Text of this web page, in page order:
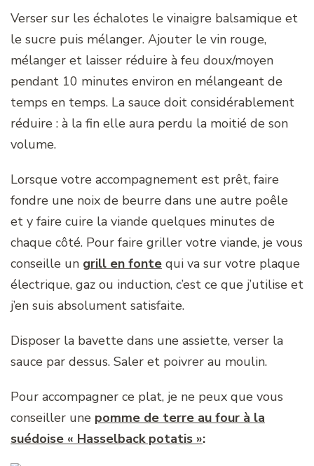
Verser sur les échalotes le vinaigre balsamique et
le sucre puis mélanger. Ajouter le vin rouge,
mélanger et laisser réduire à feu doux/moyen
pendant 10 minutes environ en mélangeant de
temps en temps. La sauce doit considérablement
réduire : à la fin elle aura perdu la moitié de son
volume.
Lorsque votre accompagnement est prêt, faire
fondre une noix de beurre dans une autre poêle
et y faire cuire la viande quelques minutes de
chaque côté. Pour faire griller votre viande, je vous
conseille un grill en fonte qui va sur votre plaque
électrique, gaz ou induction, c’est ce que j’utilise et
j’en suis absolument satisfaite.
Disposer la bavette dans une assiette, verser la
sauce par dessus. Saler et poivrer au moulin.
Pour accompagner ce plat, je ne peux que vous
conseiller une pomme de terre au four à la
suédoise « Hasselback potatis »: